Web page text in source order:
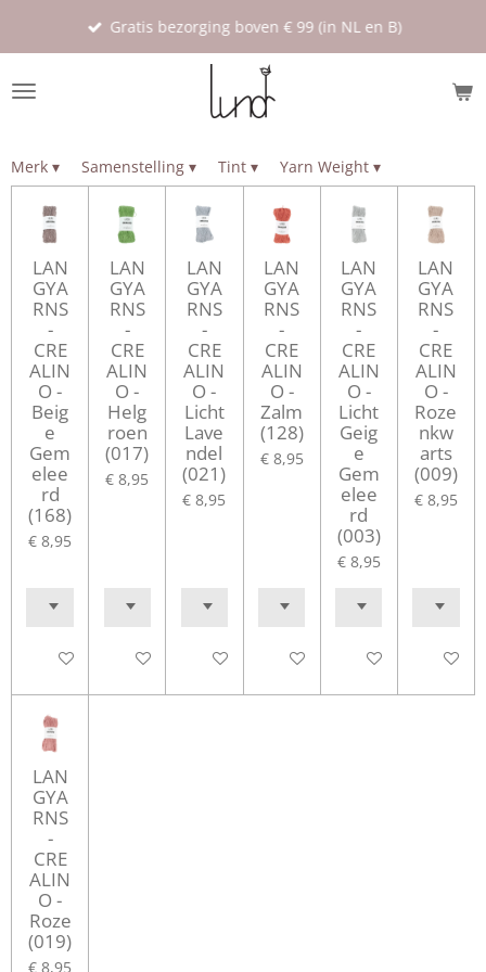
de
Gratis bezorging boven € 99 (in NL en B)
Merk ▾ Samenstelling ▾ Tint ▾ Yarn Weight ▾
LAN
GYA
RNS
-
CRE
ALIN
O -
Beig
e
Gem
elee
rd
(168)
€ 8,95
In winkelwagen
LAN
GYA
RNS
-
CRE
ALIN
O -
Helg
roen
(017)
€ 8,95
In winkelwagen
LAN
GYA
RNS
-
CRE
ALIN
O -
Licht
Lave
ndel
(021)
€ 8,95
In winkelwagen
LAN
GYA
RNS
-
CRE
ALIN
O -
Zalm
(128)
€ 8,95
In winkelwagen
LAN
GYA
RNS
-
CRE
ALIN
O -
Licht
Geig
e
Gem
elee
rd
(003)
€ 8,95
In winkelwagen
LAN
GYA
RNS
-
CRE
ALIN
O -
Roze
nkw
arts
(009)
€ 8,95
In
LAN
GYA
RNS
-
CRE
ALIN
O -
Roze
(019)
€ 8,95